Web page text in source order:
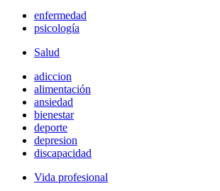
enfermedad
psicología
Salud
adiccion
alimentación
ansiedad
bienestar
deporte
depresion
discapacidad
Vida profesional